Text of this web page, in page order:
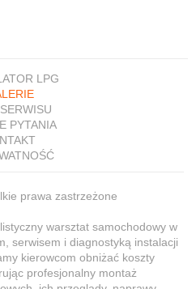
LPG
PYTANIA
prawa zastrzeżone
warsztat samochodowy w
serwisem i diagnostyką instalacji
kierowcom obniżać koszty
profesjonalny montaż